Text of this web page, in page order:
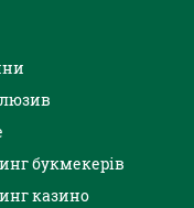
букмекерів
казино